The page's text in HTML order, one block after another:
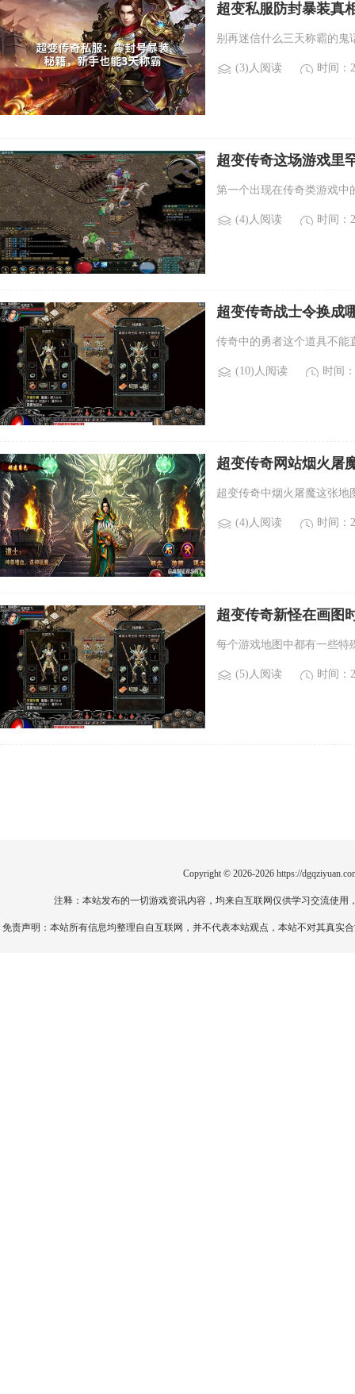
超变私服防封暴装真
别再迷信什么三天称霸的
(3)人阅读 时间：
超变传奇这场游戏里
第一个出现在传奇类游戏中
(4)人阅读 时间：
超变传奇战士令换成
传奇中的勇者这个道具不能
(10)人阅读 时间
超变传奇网站烟火屠
超变传奇中烟火屠魔这张地
(4)人阅读 时间：
超变传奇新怪在画图
每个游戏地图中都有一些特
(5)人阅读 时间：
Copyright © 2026-2026 https://
注释：本站发布的一切游戏资讯内容，均来自互联网仅供学习交流使
免责声明：本站所有信息均整理自自互联网，并不代表本站观点，本站不对其真实